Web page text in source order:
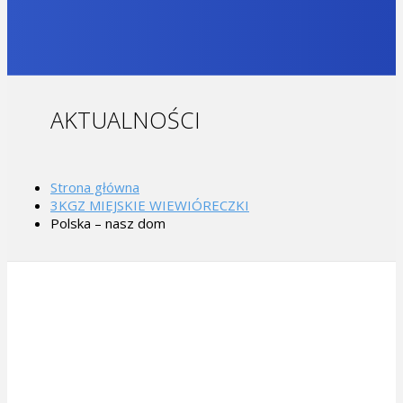
AKTUALNOŚCI
Strona główna
3KGZ MIEJSKIE WIEWIÓRECZKI
Polska – nasz dom